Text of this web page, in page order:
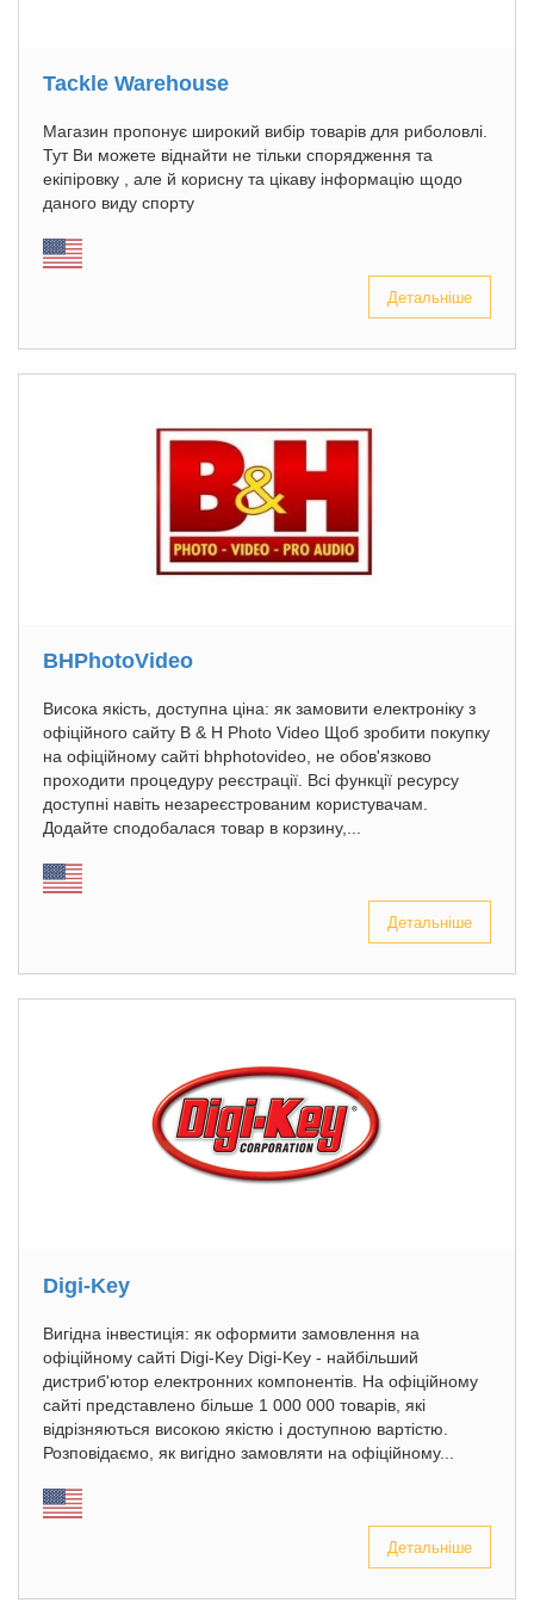
Tackle Warehouse
Магазин пропонує широкий вибір товарів для риболовлі.
Тут Ви можете віднайти не тільки спорядження та
екіпіровку , але й корисну та цікаву інформацію щодо
даного виду спорту
Детальніше
BHPhotoVideo
Висока якість, доступна ціна: як замовити електроніку з
офіційного сайту B & H Photo Video Щоб зробити покупку
на офіційному сайті bhphotovideo, не обов'язково
проходити процедуру реєстрації. Всі функції ресурсу
доступні навіть незареєстрованим користувачам.
Додайте сподобалася товар в корзину,...
Детальніше
Digi-Key
Вигідна інвестиція: як оформити замовлення на
офіційному сайті Digi-Key Digi-Key - найбільший
дистриб'ютор електронних компонентів. На офіційному
сайті представлено більше 1 000 000 товарів, які
відрізняються високою якістю і доступною вартістю.
Розповідаємо, як вигідно замовляти на офіційному...
Детальніше